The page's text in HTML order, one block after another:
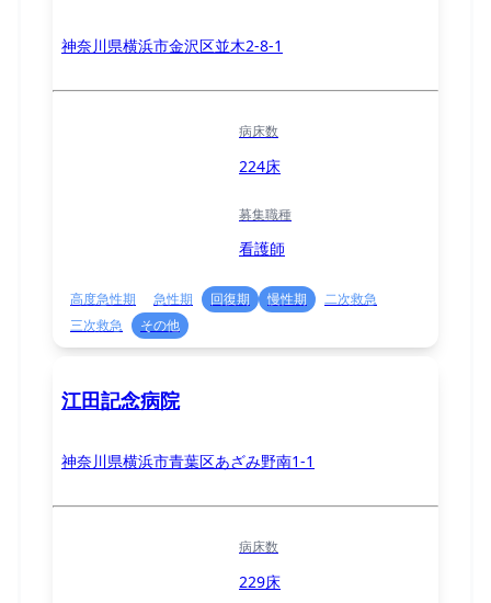
神奈川県横浜市金沢区並木2-8-1
病床数
224床
募集職種
看護師
高度急性期 急性期 回復期 慢性期
二次救急
三次救急
その他
江田記念病院
神奈川県横浜市青葉区あざみ野南1-1
病床数
229床